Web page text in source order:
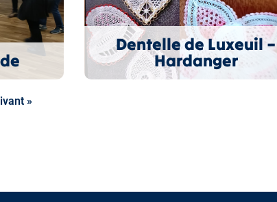
Dentelle de Luxeuil –
Hardanger
»